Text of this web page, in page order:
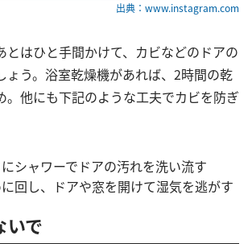
出典：www.instagram.com
とはひと手間かけて、カビなどのドアの
ょう。浴室乾燥機があれば、2時間の乾
。他にも下記のような工夫でカビを防ぎ
シャワーでドアの汚れを洗い流す
回し、ドアや窓を開けて湿気を逃がす
いで